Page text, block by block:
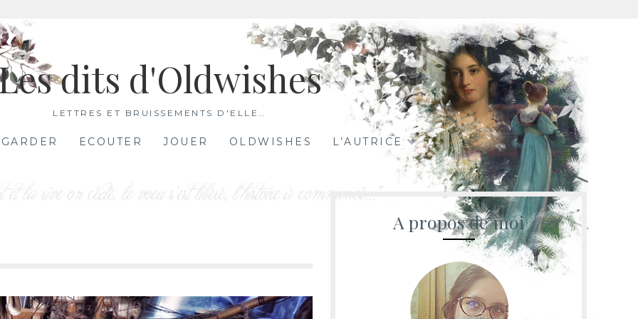
dits d'Oldwishes
LETTRES ET BRUISSEMENTS D'ELLE…
ECOUTER JOUER OLDWISHES L’AUTRICE
A propos de moi